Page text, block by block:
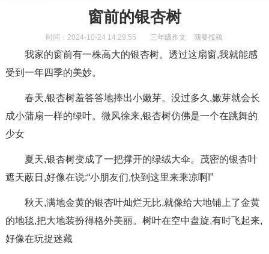
窗前的银杏树
时间：2024-10-24 14:29:55 三年级作文 我要投稿
我家的窗前有一株高大的银杏树。透过这扇窗,我就能感
受到一年四季的美妙。
春天,银杏树羞答答地捧出小嫩芽。没过多久,嫩芽就会长
成小蒲扇一样的绿叶。微风徐来,银杏树仿佛是一个在跳舞的
少女
夏天,银杏树变成了一把撑开的绿绒大伞。茂密的银杏叶
遮天蔽日,好像在说:“小朋友们,快到这里来乘凉啊!”
秋天,满地金黄的银杏叶灿烂无比,就像给大地铺上了金黄
的地毯,把大地装扮得格外美丽。树叶在空中盘旋,有时飞起来,
好像在玩捉迷藏